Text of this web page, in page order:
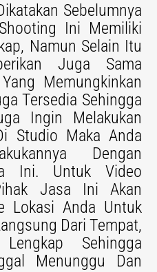
Sebelumnya
Ini Memiliki
Namun Selain Itu
Juga Sama
Memungkinkan
Tersedia Sehingga
Ingin Melakukan
Studio Maka Anda
Dengan
Ini. Untuk Video
Jasa Ini Akan
Lokasi Anda Untuk
Dari Tempat,
Sehingga
Menunggu Dan